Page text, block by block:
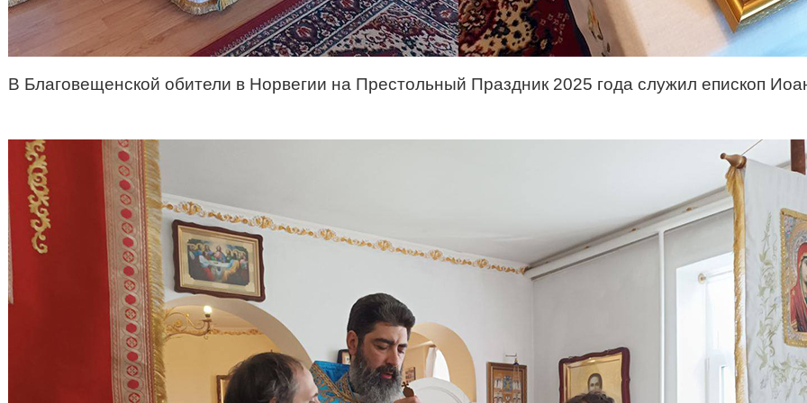
В Благовещенской обители в Норвегии на Престольный Праздник 2025 года служил епископ